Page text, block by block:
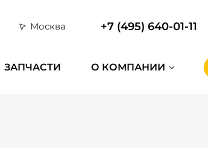
Москва +7 (495) 640-01-11
ЗАПЧАСТИ О КОМПАНИИ